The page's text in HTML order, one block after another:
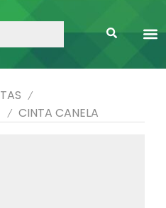
/
/ CINTA CANELA